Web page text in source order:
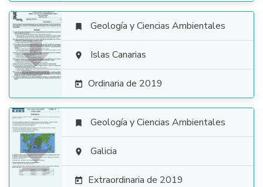

 Geología y Ciencias Ambientales
 Islas Canarias
 Ordinaria de 2019

 Geología y Ciencias Ambientales
 Galicia
 Extraordinaria de 2019